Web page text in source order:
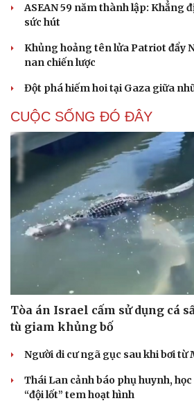
ASEAN 59 năm thành lập: Khẳng
sức hút
Khủng hoảng tên lửa Patriot đẩy
nan chiến lược
Đột phá hiếm hoi tại Gaza giữa
CUỘC SỐNG ĐÓ ĐÂY
Tòa án Israel cấm sử dụng cá
tù giam khủng bố
Người di cư ngã gục sau khi bơi từ
Thái Lan cảnh báo phụ huynh,
“đội lốt” tem hoạt hình